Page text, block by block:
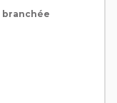
branchée